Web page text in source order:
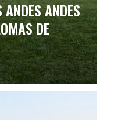
ANDES
DE